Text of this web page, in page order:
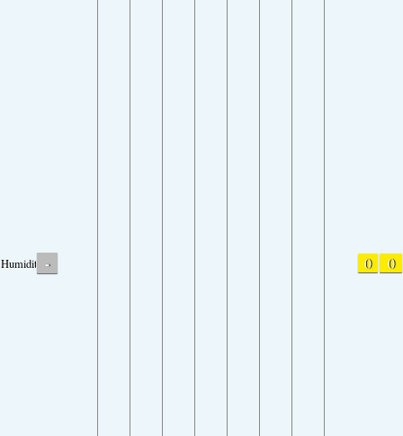
Humidity - 0 0